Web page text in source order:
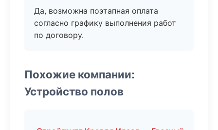
Да, возможна поэтапная оплата
согласно графику выполнения работ
по договору.
Похожие компании:
Устройство полов